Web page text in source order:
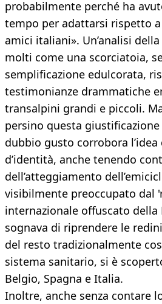
probabilmente perché ha
tempo per adattarsi rispetto
amici italiani». Un’analisi
molti come una scorciatoia,
semplificazione edulcorata,
testimonianze drammatiche
transalpini grandi e piccoli.
persino questa
dubbio gusto corrobora l’idea
d’identità, anche tenendo
dell’atteggiamento
visibilmente preoccupato dal
internazionale offuscato della
sognava di riprendere le
del resto tradizionalmente
sistema sanitario, si è
Belgio, Spagna e Italia.
Inoltre, anche senza contare